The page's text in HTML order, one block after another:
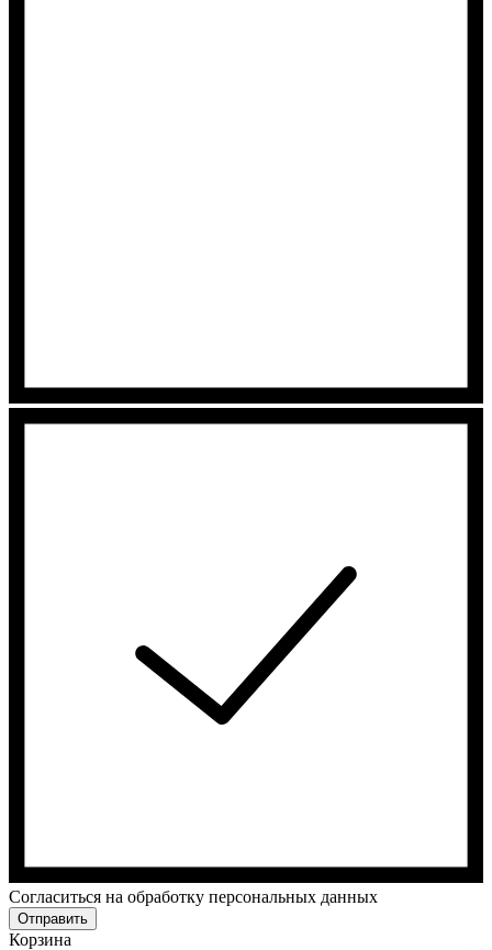
Cогласиться на обработку персональных данных
Отправить
Корзина